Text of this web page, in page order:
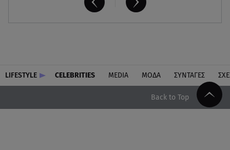
LIFESTYLE CELEBRITIES MEDIA ΜΟΔΑ ΣΥΝΤΑΓΕΣ
Back to Top